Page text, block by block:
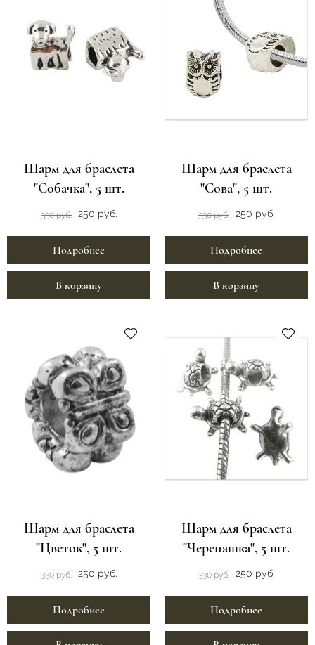
Шарм для браслета
"Собачка", 5 шт.
330 руб. 250 руб.
Подробнее
В корзину
Шарм для браслета
"Сова", 5 шт.
330 руб. 250 руб.
Подробнее
В корзину
Шарм для браслета
"Цветок", 5 шт.
330 руб. 250 руб.
Подробнее
Шарм для браслета
"Черепашка", 5 шт.
330 руб. 250 руб.
Подробнее